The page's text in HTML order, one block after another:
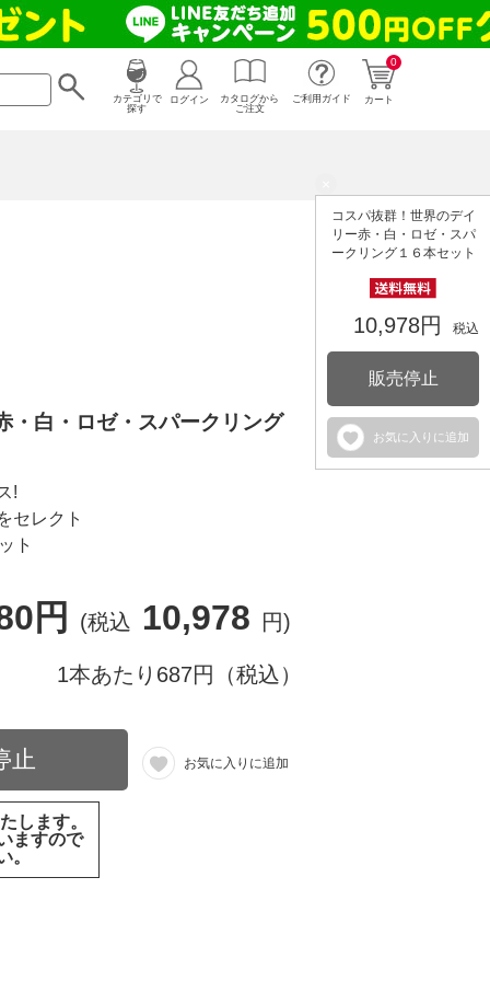
カテゴリで
探す
0
カート
ログイン
カタログから
ご注文
ご利用ガイド
コスパ抜群！世界のデイ
リー赤・白・ロゼ・スパ
ークリング１６本セット
10,978円 税込
販売停止
お気に入りに追加
・白・ロゼ・スパークリング
!
セレクト
ト
円 (税込 10,978 円)
1本あたり687円（税込）
止 お気に入りに追加
します。
ますので
。